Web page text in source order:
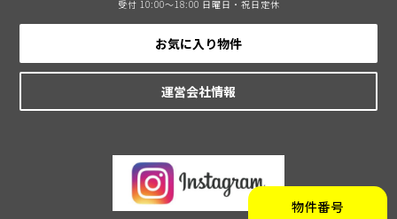
物件番号
受付 10:00〜18:00 日曜日・祝日定休
お気に入り物件
運営会社情報